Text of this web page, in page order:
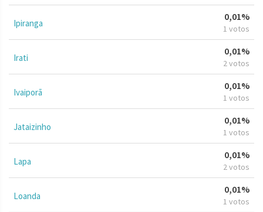
Ipiranga
0,01%
1 votos
Irati
0,01%
2 votos
Ivaiporã
0,01%
1 votos
Jataizinho
0,01%
1 votos
Lapa
0,01%
2 votos
Loanda
0,01%
1 votos